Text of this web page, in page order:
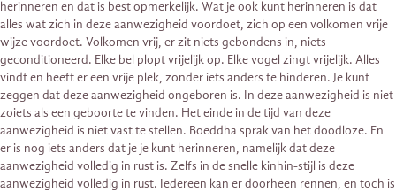
herinneren en dat is best opmerkelijk. Wat je ook kunt herinneren is dat
alles wat zich in deze aanwezigheid voordoet, zich op een volkomen vrije
wijze voordoet. Volkomen vrij, er zit niets gebondens in, niets
geconditioneerd. Elke bel plopt vrijelijk op. Elke vogel zingt vrijelijk. Alles
vindt en heeft er een vrije plek, zonder iets anders te hinderen. Je kunt
zeggen dat deze aanwezigheid ongeboren is. In deze aanwezigheid is niet
zoiets als een geboorte te vinden. Het einde in de tijd van deze
aanwezigheid is niet vast te stellen. Boeddha sprak van het doodloze. En
er is nog iets anders dat je je kunt herinneren, namelijk dat deze
aanwezigheid volledig in rust is. Zelfs in de snelle kinhin-stijl is deze
aanwezigheid volledig in rust. Iedereen kan er doorheen rennen, en toch is